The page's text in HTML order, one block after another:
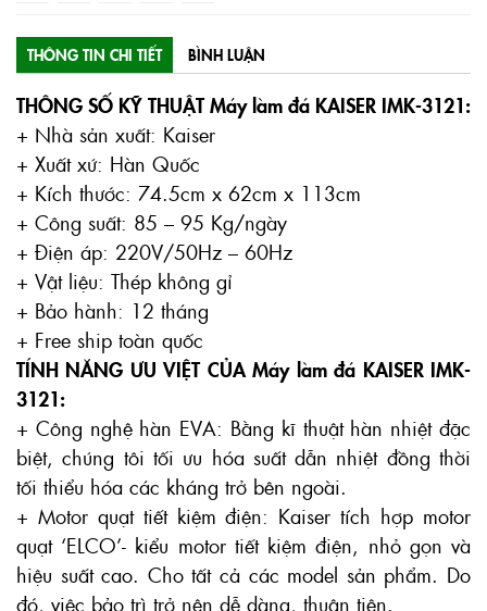
THÔNG TIN CHI TIẾT BÌNH LUẬN
THÔNG SỐ KỸ THUẬT Máy làm đá KAISER IMK-3121:
+ Nhà sản xuất: Kaiser
+ Xuất xứ: Hàn Quốc
+ Kích thước: 74.5cm x 62cm x 113cm
+ Công suất: 85 – 95 Kg/ngày
+ Điện áp: 220V/50Hz – 60Hz
+ Vật liệu: Thép không gỉ
+ Bảo hành: 12 tháng
+ Free ship toàn quốc
TÍNH NĂNG ƯU VIỆT CỦA Máy làm đá KAISER IMK-
3121:
+ Công nghệ hàn EVA: Bằng kĩ thuật hàn nhiệt đặc
biệt, chúng tôi tối ưu hóa suất dẫn nhiệt đồng thời
tối thiểu hóa các kháng trở bên ngoài.
+ Motor quạt tiết kiệm điện: Kaiser tích hợp motor
quạt ‘ELCO’- kiểu motor tiết kiệm điện, nhỏ gọn và
hiệu suất cao. Cho tất cả các model sản phẩm. Do
đó, việc bảo trì trở nên dễ dàng, thuận tiện.